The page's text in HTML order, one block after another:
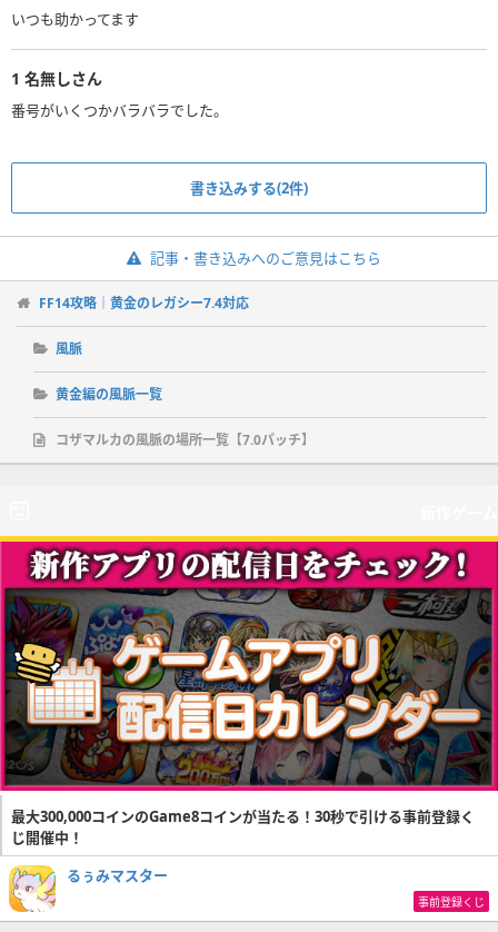
いつも助かってます
1 名無しさん
番号がいくつかバラバラでした。
書き込みする(2件)
記事・書き込みへのご意見はこちら
FF14攻略｜黄金のレガシー7.4対応
風脈
黄金編の風脈一覧
コザマルカの風脈の場所一覧【7.0パッチ】
最大300,000コインのGame8コインが当たる！30秒で引ける事前登録く
じ開催中！
るぅみマスター
事前登録くじ